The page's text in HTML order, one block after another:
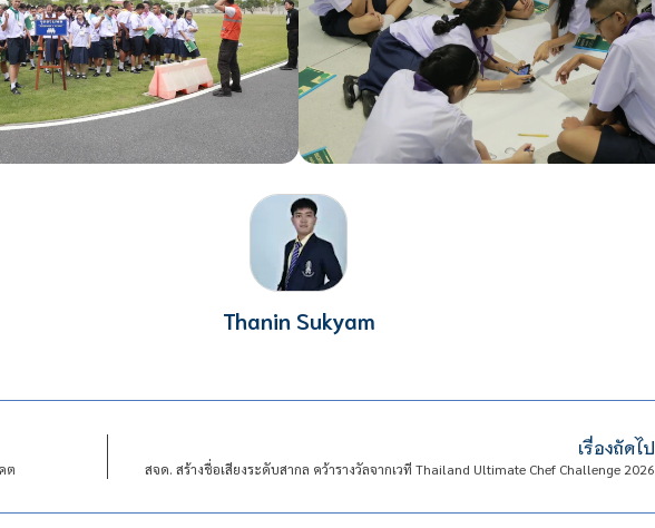
Thanin Sukyam
ต
เรื่องถัดไป
สจด. สร้างชื่อเสียงระดับสากล คว้ารางวัลจากเวที Thailand Ultimate Chef Challenge 2026